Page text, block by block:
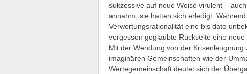
sukzessive auf neue Weise virulent –
annahm, sie hätten sich erledigt.
Verwertungsrationalität eine bis dato
vergessen geglaubte Rückseite eine
Mit der Wendung von der
imaginären Gemeinschaften wie der
Wertegemeinschaft deutet sich der